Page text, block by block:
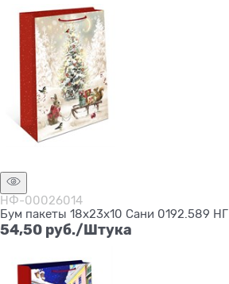
НФ-00026014
Бум пакеты 18х23х10 Сани 0192.589 НГ
54,50 руб./Штука